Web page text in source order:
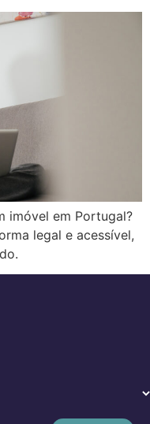
imóvel em Portugal?
legal e acessível,